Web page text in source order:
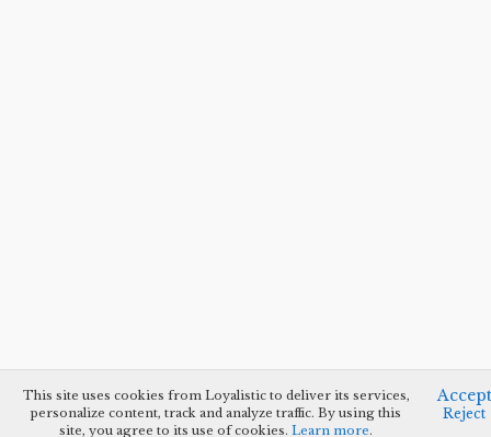
This site uses cookies from Loyalistic to deliver its services,
personalize content, track and analyze traffic. By using this
site, you agree to its use of cookies.Learn more.
Accept
Reject